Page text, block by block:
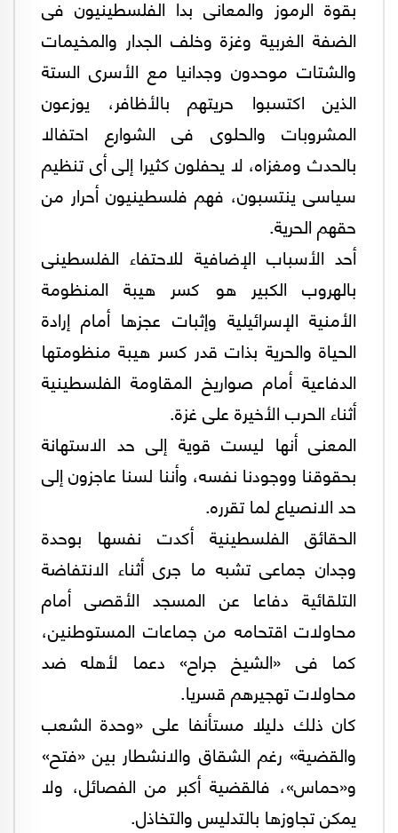
بقوة الرموز والمعانى بدا الفلسطينيون فى
الضفة الغربية وغزة وخلف الجدار والمخيمات
والشتات موحدون وجدانيا مع الأسرى الستة
الذين اكتسبوا حريتهم بالأظافر، يوزعون
المشروبات والحلوى فى الشوارع احتفالا
بالحدث ومغزاه، لا يحفلون كثيرا إلى أى تنظيم
سياسى ينتسبون، فهم فلسطينيون أحرار من
حقهم الحرية.
أحد الأسباب الإضافية للاحتفاء الفلسطينى
بالهروب الكبير هو كسر هيبة المنظومة
الأمنية الإسرائيلية وإثبات عجزها أمام إرادة
الحياة والحرية بذات قدر كسر هيبة منظومتها
الدفاعية أمام صواريخ المقاومة الفلسطينية
أثناء الحرب الأخيرة على غزة.
المعنى أنها ليست قوية إلى حد الاستهانة
بحقوقنا ووجودنا نفسه، وأننا لسنا عاجزون إلى
حد الانصياع لما تقرره.
الحقائق الفلسطينية أكدت نفسها بوحدة
وجدان جماعى تشبه ما جرى أثناء الانتفاضة
التلقائية دفاعا عن المسجد الأقصى أمام
محاولات اقتحامه من جماعات المستوطنين،
كما فى «الشيخ جراح» دعما لأهله ضد
محاولات تهجيرهم قسريا.
كان ذلك دليلا مستأنفا على «وحدة الشعب
والقضية» رغم الشقاق والانشطار بين «فتح»
و«حماس»، فالقضية أكبر من الفصائل، ولا
يمكن تجاوزها بالتدليس والتخاذل.